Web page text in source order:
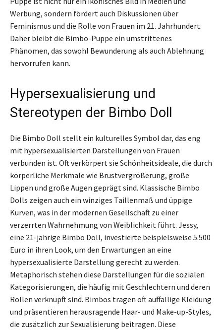
Werbung, sondern fördert auch Diskussionen über
Feminismus und die Rolle von Frauen im 21. Jahrhundert.
Daher bleibt die Bimbo-Puppe ein umstrittenes
Phänomen, das sowohl Bewunderung als auch Ablehnung
hervorrufen kann.
Hypersexualisierung und
Stereotypen der Bimbo Doll
Die Bimbo Doll stellt ein kulturelles Symbol dar, das eng
mit hypersexualisierten Darstellungen von Frauen
verbunden ist. Oft verkörpert sie Schönheitsideale, die durch
körperliche Merkmale wie Brustvergrößerung, große
Lippen und große Augen geprägt sind. Klassische Bimbo
Dolls zeigen auch ein winziges Taillenmaß und üppige
Kurven, was in der modernen Gesellschaft zu einer
verzerrten Wahrnehmung von Weiblichkeit führt. Jessy,
eine 21-jährige Bimbo Doll, investierte beispielsweise 5.500
Euro in ihren Look, um den Erwartungen an eine
hypersexualisierte Darstellung gerecht zu werden.
Metaphorisch stehen diese Darstellungen für die sozialen
Kategorisierungen, die häufig mit Geschlechtern und deren
Rollen verknüpft sind. Bimbos tragen oft auffällige Kleidung
und präsentieren herausragende Haar- und Make-up-Styles,
die zusätzlich zur Sexualisierung beitragen. Diese